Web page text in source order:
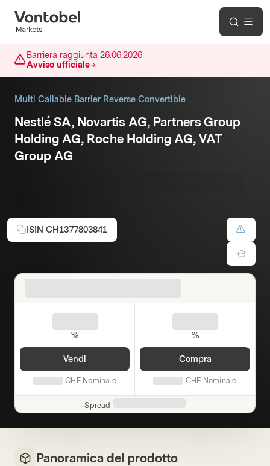
Barriera raggiunta 26.06.2026
Avviso ufficiale
Multi Callable Barrier Reverse Convertible
Nestlé SA, Novartis AG, Partners Group
Holding AG, Roche Holding AG, VAT
Group AG
ISIN CH1377803841
%
Vendi
CHF Nominale
%
Compra
CHF Nominale
Spread
Panoramica del prodotto